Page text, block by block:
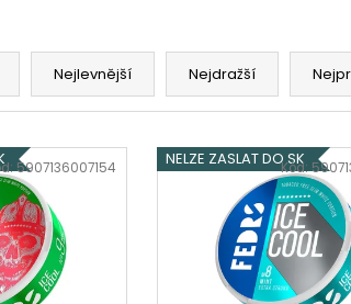
Nejlevnější Nejdražší
5907136007154 NELZE ZASLAT DO SK
Kód:
10ML - 11MG ELF BAR ELFA